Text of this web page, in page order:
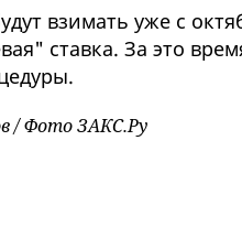
взимать уже с
ставка. За это
/ Фото ЗАКС.Ру